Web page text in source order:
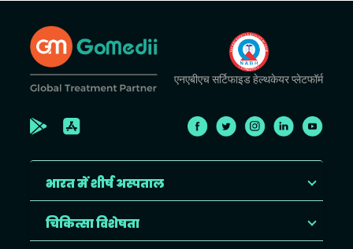
एनएबीएच सर्टिफाइड हेल्थकेयर प्लेटफॉर्म
भारत में शीर्ष अस्पताल
चिकित्सा विशेषता